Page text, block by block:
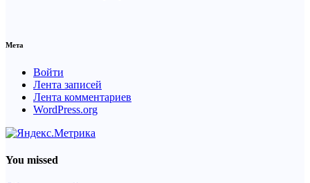
Мета
Войти
Лента записей
Лента комментариев
WordPress.org
You missed